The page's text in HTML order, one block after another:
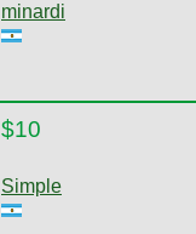
minardi
$10
Simple